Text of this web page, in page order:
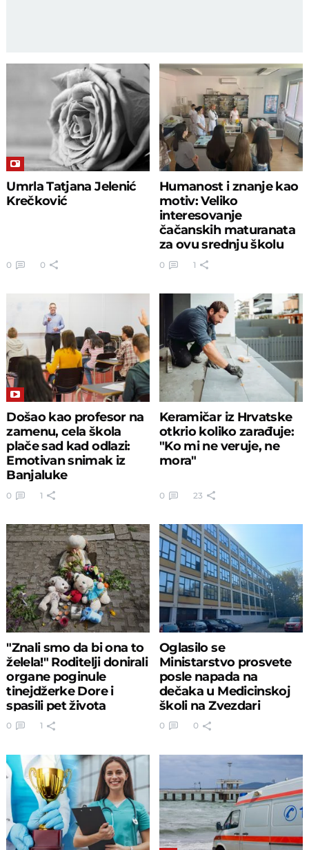
Umrla Tatjana Jelenić
Krečković
0 0
Humanost i znanje kao
motiv: Veliko
interesovanje
čačanskih maturanata
za ovu srednju školu
0 1
Došao kao profesor na
zamenu, cela škola
plače sad kad odlazi:
Emotivan snimak iz
Banjaluke
0 1
Keramičar iz Hrvatske
otkrio koliko zarađuje:
"Ko mi ne veruje, ne
mora"
0 23
"Znali smo da bi ona to
želela!" Roditelji donirali
organe poginule
tinejdžerke Dore i
spasili pet života
0 1
Oglasilo se
Ministarstvo prosvete
posle napada na
dečaka u Medicinskoj
školi na Zvezdari
0 0